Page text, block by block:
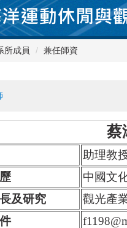
所成員 兼任師資
蔡
助理教
中國文
及研究
觀光產